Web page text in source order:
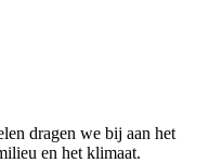
dragen we bij aan het
en het klimaat.